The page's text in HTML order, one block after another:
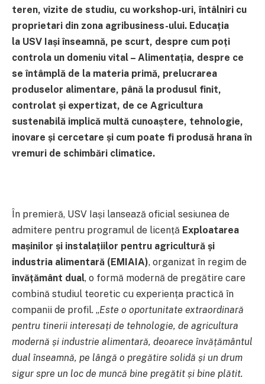
teren, vizite de studiu, cu workshop-uri, întâlniri cu
proprietari din zona agribusiness-ului. Educația
la USV Iași înseamnă, pe scurt, despre cum poți
controla un domeniu vital – Alimentația, despre ce
se întâmplă de la materia primă, prelucrarea
produselor alimentare, până la produsul finit,
controlat și expertizat, de ce Agricultura
sustenabilă implică multă cunoaștere, tehnologie,
inovare și cercetare și cum poate fi produsă hranaîn
vremuri de schimbări climatice.
În premieră, USV Iași lansează oficial sesiunea de
admitere pentru programul de licență Exploatarea
mașinilor și instalațiilor pentru agricultură și
industria alimentară (EMIAIA), organizat în regim de
învățământ dual, o formă modernă de pregătire care
combină studiul teoretic cu experiența practică în
companii de profil. „Este o oportunitate extraordinară
pentru tinerii interesați de tehnologie, de agricultura
modernă și industrie alimentară, deoarece învățământul
dual înseamnă, pe lângă o pregătire solidă și un drum
sigur spre un loc de muncă bine pregătit și bine plătit.